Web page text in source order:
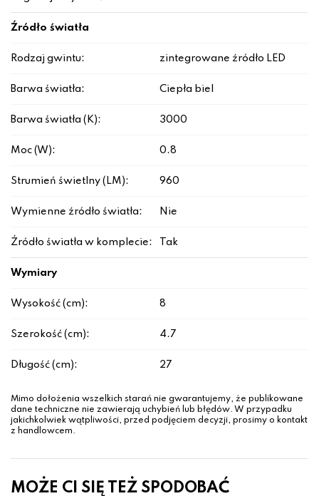
Źródło światła
Rodzaj gwintu: zintegrowane źródło LED
Barwa światła: Ciepła biel
Barwa światła (K): 3000
Moc (W): 0.8
Strumień świetlny (LM): 960
Wymienne źródło światła: Nie
Źródło światła w komplecie: Tak
Wymiary
Wysokość (cm): 8
Szerokość (cm): 4.7
Długość (cm): 27
Mimo dołożenia wszelkich starań nie gwarantujemy, że publikowane
dane techniczne nie zawierają uchybień lub błędów. W przypadku
jakichkolwiek wątpliwości, przed podjęciem decyzji, prosimy o kontakt
z handlowcem.
MOŻE CI SIĘ TEŻ SPODOBAĆ